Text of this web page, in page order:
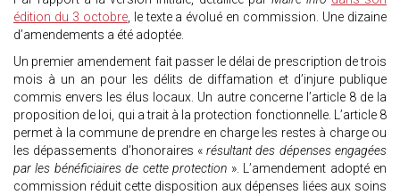
édition du 3 octobre, le texte a évolué en commission. Une dizaine
d’amendements a été adoptée.
Un premier amendement fait passer le délai de prescription de trois
mois à un an pour les délits de diffamation et d’injure publique
commis envers les élus locaux. Un autre concerne l’article 8 de la
proposition de loi, qui a trait à la protection fonctionnelle. L’article 8
permet à la commune de prendre en charge les restes à charge ou
les dépassements d’honoraires «résultant des dépenses engagées
par les bénéficiaires de cette protection ». L’amendement adopté en
commission réduit cette disposition aux dépenses liées aux soins